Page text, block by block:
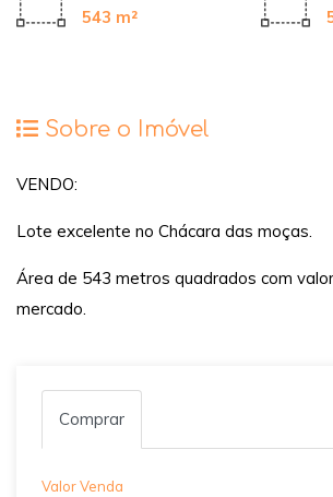
543 m²
Sobre o Imóvel
VENDO:
Lote excelente no Chácara das moças.
Área de 543 metros quadrados com
mercado.
Comprar
Valor Venda